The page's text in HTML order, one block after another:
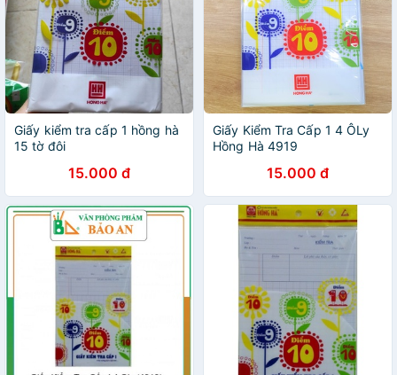
Giấy kiểm tra cấp 1 hồng hà
15 tờ đôi
15.000 đ
Giấy Kiểm Tra Cấp 1 4 ÔLy
Hồng Hà 4919
15.000 đ